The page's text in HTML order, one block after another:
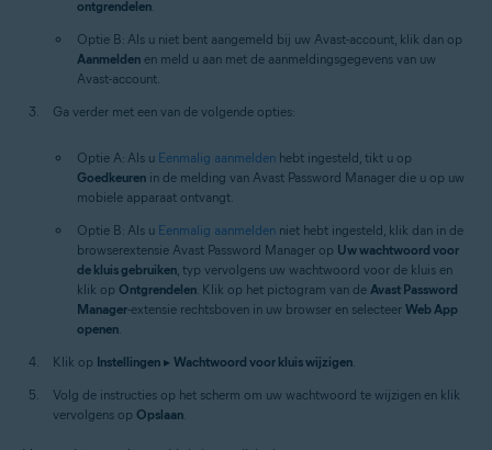
ontgrendelen.
Optie B: Als u niet bent aangemeld bij uw Avast-account, klik dan op
Aanmelden en meld u aan met de aanmeldingsgegevens van uw
Avast-account.
Ga verder met een van de volgende opties:
Optie A: Als u Eenmalig aanmelden hebt ingesteld, tikt u op
Goedkeuren in de melding van Avast Password Manager die u op uw
mobiele apparaat ontvangt.
Optie B: Als u Eenmalig aanmelden niet hebt ingesteld, klik dan in de
browserextensie Avast Password Manager op Uw wachtwoord voor
de kluis gebruiken, typ vervolgens uw wachtwoord voor de kluis en
klik op Ontgrendelen. Klik op het pictogram van de Avast Password
Manager-extensie rechtsboven in uw browser en selecteer Web App
openen.
Klik op Instellingen ▸ Wachtwoord voor kluis wijzigen.
Volg de instructies op het scherm om uw wachtwoord te wijzigen en klik
vervolgens op Opslaan.